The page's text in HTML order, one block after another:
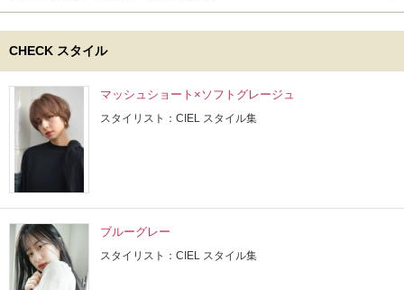
CHECK スタイル
マッシュショート×ソフトグレージュ
スタイリスト：CIEL スタイル集
ブルーグレー
スタイリスト：CIEL スタイル集